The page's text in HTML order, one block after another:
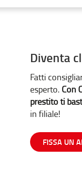
Diventa
Fatti
esperto. Con
prestito ti
in filiale!
FISSA UN